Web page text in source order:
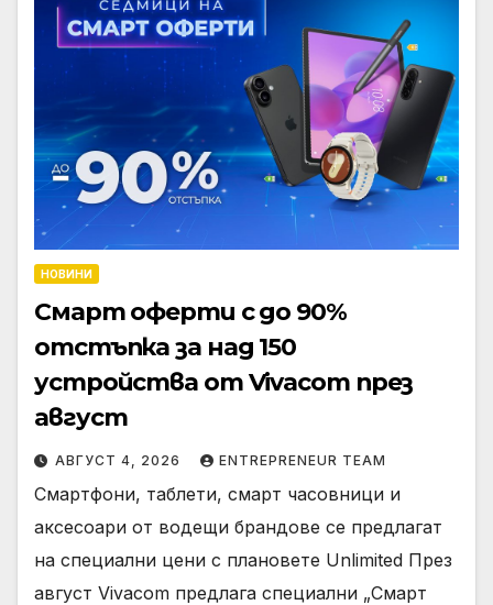
НОВИНИ
Смарт оферти с до 90%
отстъпка за над 150
устройства от Vivacom през
август
АВГУСТ 4, 2026 ENTREPRENEUR TEAM
Смартфони, таблети, смарт часовници и
аксесоари от водещи брандове се предлагат
на специални цени с плановете Unlimited През
август Vivacom предлага специални „Смарт